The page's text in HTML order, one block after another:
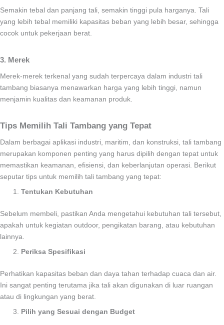
Semakin tebal dan panjang tali, semakin tinggi pula harganya. Tali
yang lebih tebal memiliki kapasitas beban yang lebih besar, sehingga
cocok untuk pekerjaan berat.
3. Merek
Merek-merek terkenal yang sudah terpercaya dalam industri tali
tambang biasanya menawarkan harga yang lebih tinggi, namun
menjamin kualitas dan keamanan produk.
Tips Memilih Tali Tambang yang Tepat
Dalam berbagai aplikasi industri, maritim, dan konstruksi, tali tambang
merupakan komponen penting yang harus dipilih dengan tepat untuk
memastikan keamanan, efisiensi, dan keberlanjutan operasi. Berikut
seputar tips untuk memilih tali tambang yang tepat:
Tentukan Kebutuhan
Sebelum membeli, pastikan Anda mengetahui kebutuhan tali tersebut,
apakah untuk kegiatan outdoor, pengikatan barang, atau kebutuhan
lainnya.
Periksa Spesifikasi
Perhatikan kapasitas beban dan daya tahan terhadap cuaca dan air.
Ini sangat penting terutama jika tali akan digunakan di luar ruangan
atau di lingkungan yang berat.
Pilih yang Sesuai dengan Budget